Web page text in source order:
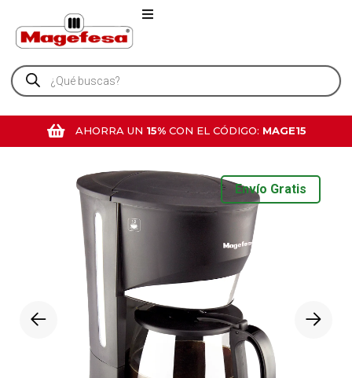
AHORRA UN 15%CON EL CÓDIGO: MAGE15
Envío Gratis